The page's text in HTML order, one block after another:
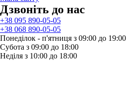
Дзвонiть до нас
+38 095 890-05-05
+38 068 890-05-05
Понеділок - п'ятниця з 09:00 до 19:00
Субота з 09:00 до 18:00
Неділя з 10:00 до 18:00